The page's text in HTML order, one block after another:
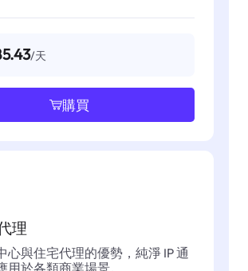
/天
購買
理
心與住宅代理的優勢，純淨 IP 通
用於各類商業場景。